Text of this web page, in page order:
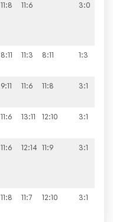
11:8 11:6 3:0
8:11 11:3 8:11 1:3
9:11 11:6 11:8 3:1
11:6 13:11 12:10 3:1
11:6 12:14 11:9 3:1
11:8 11:7 12:10 3:1